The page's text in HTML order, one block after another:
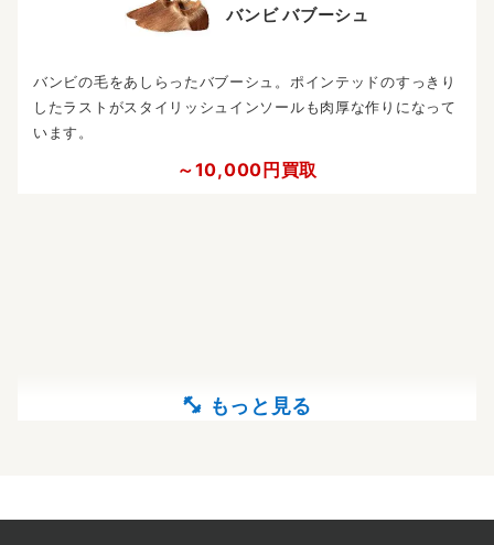
バンビ バブーシュ
バンビの毛をあしらったバブーシュ。ポインテッドのすっきり
したラストがスタイリッシュインソールも肉厚な作りになって
います。
～10,000円買取